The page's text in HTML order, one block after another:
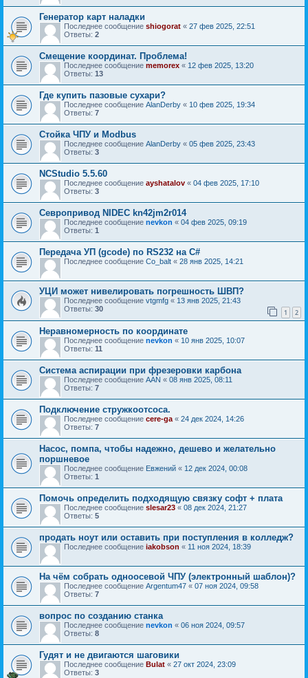
Генератор карт наладки
Последнее сообщение shiogorat « 27 фев 2025, 22:51
Ответы: 2
Смещение координат. Проблема!
Последнее сообщение memorex « 12 фев 2025, 13:20
Ответы: 13
Где купить пазовые сухари?
Последнее сообщение AlanDerby « 10 фев 2025, 19:34
Ответы: 7
Стойка ЧПУ и Modbus
Последнее сообщение AlanDerby « 05 фев 2025, 23:43
Ответы: 3
NCStudio 5.5.60
Последнее сообщение ayshatalov « 04 фев 2025, 17:10
Ответы: 3
Севропривод NIDEC kn42jm2r014
Последнее сообщение nevkon « 04 фев 2025, 09:19
Ответы: 1
Передача УП (gcode) по RS232 на C#
Последнее сообщение Co_balt « 28 янв 2025, 14:21
УЦИ может нивелировать погрешность ШВП?
Последнее сообщение vtgmfg « 13 янв 2025, 21:43
Ответы: 30 1 2
Неравномерность по координате
Последнее сообщение nevkon « 10 янв 2025, 10:07
Ответы: 11
Система аспирации при фрезеровки карбона
Последнее сообщение AAN « 08 янв 2025, 08:11
Ответы: 7
Подключение стружкоотсоса.
Последнее сообщение cere-ga « 24 дек 2024, 14:26
Ответы: 7
Насос, помпа, чтобы надежно, дешево и желательно
поршневое
Последнее сообщение Евжений « 12 дек 2024, 00:08
Ответы: 1
Помочь определить подходящую связку софт + плата
Последнее сообщение slesar23 « 08 дек 2024, 21:27
Ответы: 5
продать ноут или оставить при поступления в колледж?
Последнее сообщение iakobson « 11 ноя 2024, 18:39
На чём собрать одноосевой ЧПУ (электронный шаблон)?
Последнее сообщение Argentum47 « 07 ноя 2024, 09:58
Ответы: 7
вопрос по созданию станка
Последнее сообщение nevkon « 06 ноя 2024, 09:57
Ответы: 8
Гудят и не двигаются шаговики
Последнее сообщение Bulat « 27 окт 2024, 23:09
Ответы: 3